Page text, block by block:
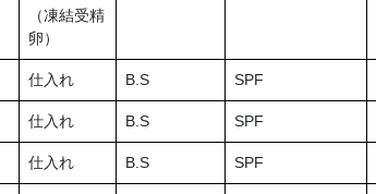
（凍結受精
卵）
仕入れ B.S SPF
仕入れ B.S SPF
仕入れ B.S SPF